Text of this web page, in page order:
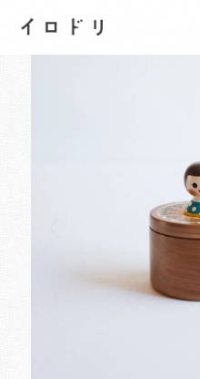
イロドリ